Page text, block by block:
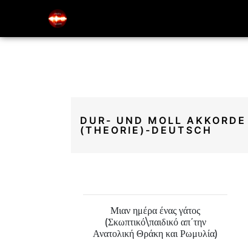
Electric Odysseas
Music Education Blog And Website
DUR- UND MOLL AKKORDE
(THEORIE)-DEUTSCH
Μιαν ημέρα ένας γάτος
(Σκωπτικό\παιδικό απ΄την
Ανατολική Θράκη και Ρωμυλία)